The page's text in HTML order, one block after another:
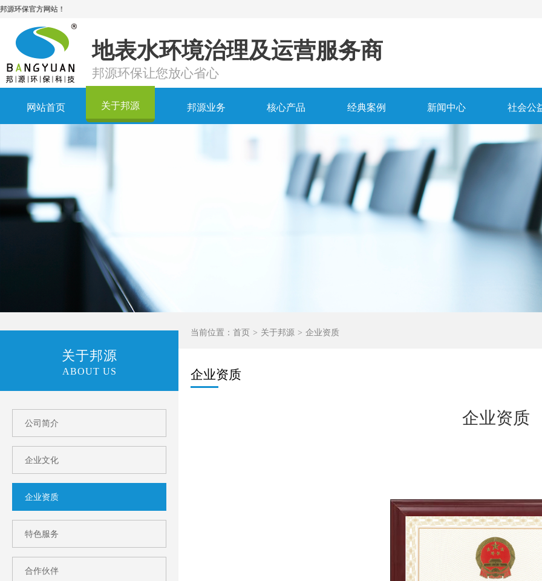
地表水环境治理及运营服务商
邦源环保让您放心省心
网站首页 关于邦源 邦源业务 核心产品 经典案例 新闻中心 社会公
当前位置： 首页 关于邦源 企业资质
关于邦源
ABOUT US
公司简介
企业文化
企业资质
特色服务
合作伙伴
企业资质
企业资质